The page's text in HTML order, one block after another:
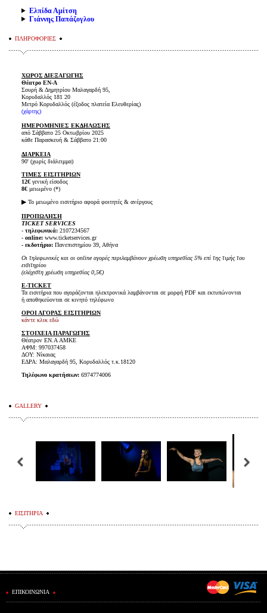
Ελπίδα Αμίτση
Γιάννης Παπάζογλου
ΠΛΗΡΟΦΟΡΙΕΣ
ΧΩΡΟΣ ΔΙΕΞΑΓΩΓΗΣ
Θέατρο ΕΝ-Α
Σουρή & Δημητρίου Μαλαγαρδή 95,
Κορυδαλλός 181 20
Μετρό Κορυδαλλός (έξοδος πλατεία Ελευθερίας)
(χάρτης)
ΗΜΕΡΟΜΗΝΙΕΣ ΕΚΔΗΛΩΣΗΣ
από Σάββατο 25 Οκτωβρίου 2025
κάθε Παρασκευή & Σάββατο 21:00
ΔΙΑΡΚΕΙΑ
90' (χωρίς διάλειμμα)
ΤΙΜΕΣ ΕΙΣΙΤΗΡΙΩΝ
12€ γενική είσοδος
8€ μειωμένο (*)
▶ Το μειωμένο εισιτήριο αφορά φοιτητές & ανέργους
ΠΡΟΠΩΛΗΣΗ
TICKET SERVICES
- τηλεφωνικά:2107234567
- online:www.ticketservices.gr
- εκδοτήριο: Πανεπιστημίου 39, Αθήνα
Οι τηλεφωνικές και οι online αγορές περιλαμβάνουν χρέωση υπηρεσίας 5% επί της τιμής του
εισιτηρίου
(ελάχιστη χρέωση υπηρεσίας 0,5€)
E-TICKET
Τα εισιτήρια που αγοράζονται ηλεκτρονικά λαμβάνονται σε μορφή PDF και εκτυπώνονται
ή αποθηκεύονται σε κινητό τηλέφωνο
ΟΡΟΙ ΑΓΟΡΑΣ ΕΙΣΙΤΗΡΙΩΝ
κάντε κλικ εδώ
ΣΤΟΙΧΕΙΑ ΠΑΡΑΓΩΓΗΣ
Θέατρον ΕΝ.Α AMKE
ΑΦΜ: 997037458
ΔΟΥ: Νίκαιας
ΕΔΡΑ: Μαλαγαρδή 95, Κορυδαλλός τ.κ.18120
Τηλέφωνο κρατήσεων:6974774006
GALLERY
ΕΙΣΙΤΗΡΙΑ
ΕΠΙΚΟΙΝΩΝΙΑ